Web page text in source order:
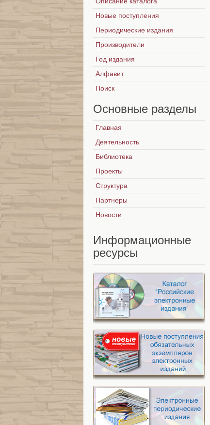
Новые поступления
Периодические издания
Производители
Год издания
Алфавит
Поиск
Основные разделы
Главная
Деятельность
Библиотека
Проекты
Структура
Партнеры
Новости
Информационные
ресурсы